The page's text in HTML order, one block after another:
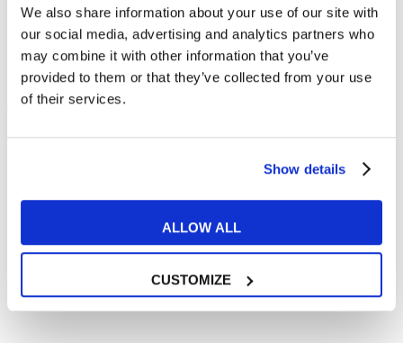
We also share information about your use of our site with
our social media, advertising and analytics partners who
may combine it with other information that you’ve
provided to them or that they’ve collected from your use
of their services.
Show details
ALLOW ALL
CUSTOMIZE
Via del Campofiore, 132 055 6550466
Contatta la sede